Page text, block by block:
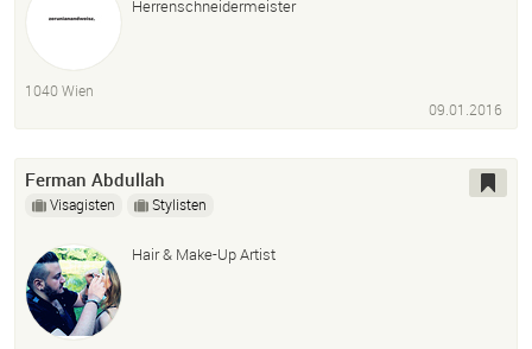
Herrenschneidermeister
1040 Wien
09.01.2016
Ferman Abdullah
Visagisten Stylisten
Hair & Make-Up Artist